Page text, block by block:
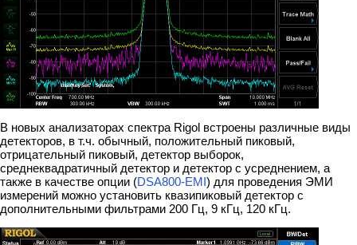
В новых анализаторах спектра Rigol встроены различные виды
детекторов, в т.ч. обычный, положительный пиковый,
отрицательный пиковый, детектор выборок,
среднеквадратичный детектор и детектор с усреднением, а
также в качестве опции (DSA800-EMI) для проведения ЭМИ
измерений можно установить квазипиковый детектор с
дополнительными фильтрами 200 Гц, 9 кГц, 120 кГц.